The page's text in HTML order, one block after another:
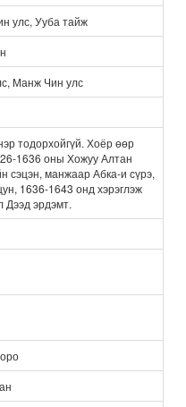
улс, Ууба тайж
Манж Чин улс
тодорхойгүй. Хоёр өөр
1636 оны Хожуу Алтан
сэцэн, манжаар Абка-и сүрэ,
1636-1643 онд хэрэглэж
Дээд эрдэмт.